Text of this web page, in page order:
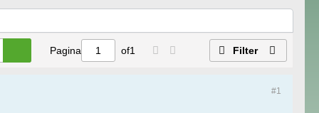
Pagina of1 Filter
#1